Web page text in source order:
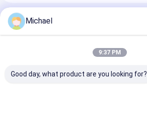
Geadviseerde Producten
Michael
9:37 PM
Good day, what product are you looking for?